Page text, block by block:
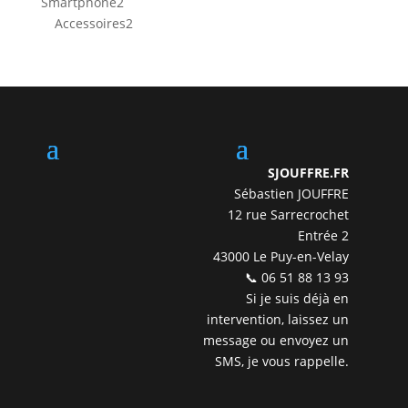
produits
Accessoires22
SJOUFFRE.FR
Sébastien JOUFFRE
12 rue Sarrecrochet
Entrée 2
43000 Le Puy-en-Velay
📞 06 51 88 13 93
Si je suis déjà en
intervention, laissez un
message ou envoyez un
SMS, je vous rappelle.